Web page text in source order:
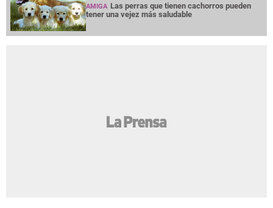
AMIGA Las perras que tienen cachorros pueden
tener una vejez más saludable